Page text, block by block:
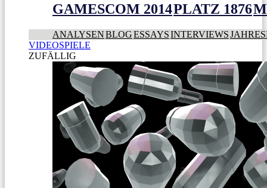
GAMESCOM 2014PLATZ 1876
ANALYSENBLOGESSAYSINTERVIEWS
VIDEOSPIELE
ZUFÄLLIG